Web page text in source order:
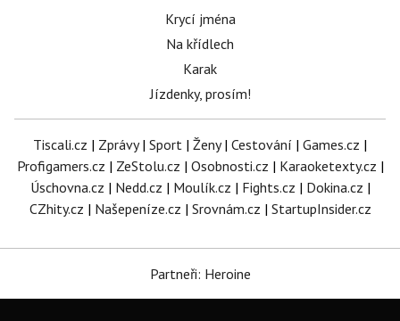
Krycí jména
Na křídlech
Karak
Jízdenky, prosím!
Tiscali.cz | Zprávy| Sport | Ženy| Cestování | Games.cz |
Profigamers.cz | ZeStolu.cz | Osobnosti.cz | Karaoketexty.cz |
Úschovna.cz | Nedd.cz | Moulík.cz | Fights.cz | Dokina.cz |
CZhity.cz | Našepeníze.cz | Srovnám.cz | StartupInsider.cz
Partneři: Heroine